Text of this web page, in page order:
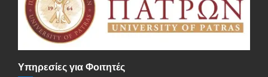
Υπηρεσίες για Φοιτητές